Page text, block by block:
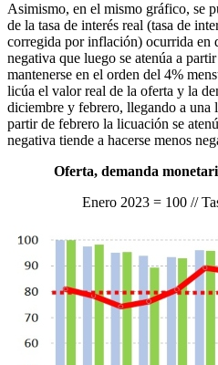
Asimismo, en el mismo gráfico, se
de la tasa de interés real (tasa de
corregida por inflación) ocurrida en
negativa que luego se atenúa a
mantenerse en el orden del 4%
licúa el valor real de la oferta y la
diciembre y febrero, llegando a
partir de febrero la licuación se
negativa tiende a hacerse menos
Oferta, demanda
Enero 2023 = 100 //